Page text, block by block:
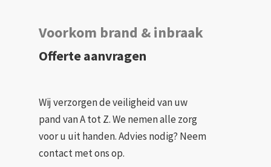
Voorkom brand & inbraak
Offerte aanvragen
Wij verzorgen de veiligheid van uw
pand van A tot Z. We nemen alle zorg
voor u uit handen. Advies nodig? Neem
contact met ons op.